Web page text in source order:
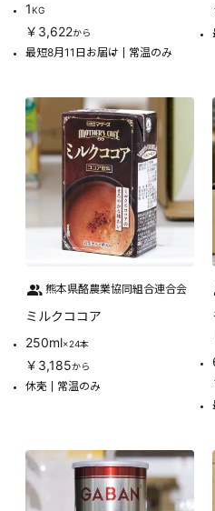
1KG
￥3,622から
最短8月11日お届け 常温のみ
熊本県酪農業協同組合連合会
ミルクココア
250ml×24本
￥3,185から
休売 常温のみ